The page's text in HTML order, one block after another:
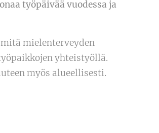
työpäivää vuodessa ja
mielenterveyden
yhteistyöllä.
myös alueellisesti.